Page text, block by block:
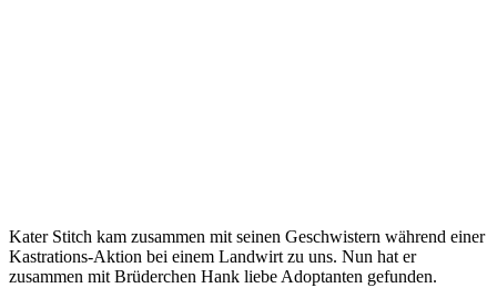
Kater Stitch kam zusammen mit seinen Geschwistern während einer
Kastrations-Aktion bei einem Landwirt zu uns. Nun hat er
zusammen mit Brüderchen Hank liebe Adoptanten gefunden.